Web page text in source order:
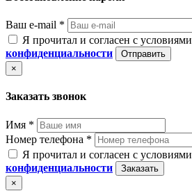
Ваш e-mail *
Я прочитал и согласен с условиями
конфиденциальности
Отправить
×
Заказать звонок
Имя *
Номер телефона *
Я прочитал и согласен с условиями
конфиденциальности
Заказать
×